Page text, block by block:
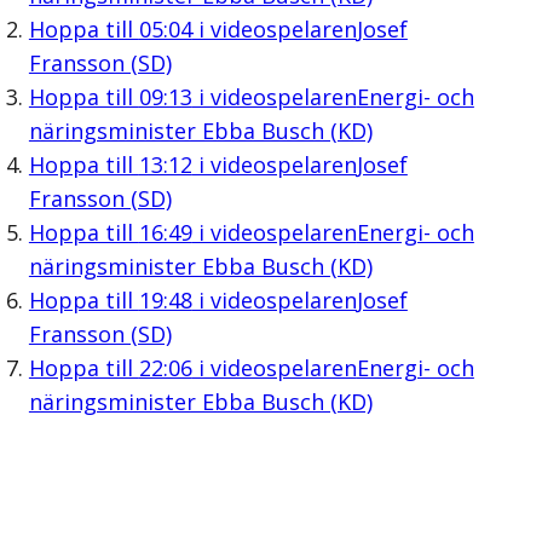
Hoppa till 05:04i videospelarenJosef
Fransson (SD)
Hoppa till 09:13 i videospelarenEnergi- och
näringsminister Ebba Busch (KD)
Hoppa till 13:12 i videospelarenJosef
Fransson (SD)
Hoppa till 16:49i videospelarenEnergi- och
näringsminister Ebba Busch (KD)
Hoppa till 19:48i videospelarenJosef
Fransson (SD)
Hoppa till 22:06i videospelarenEnergi- och
näringsminister Ebba Busch (KD)